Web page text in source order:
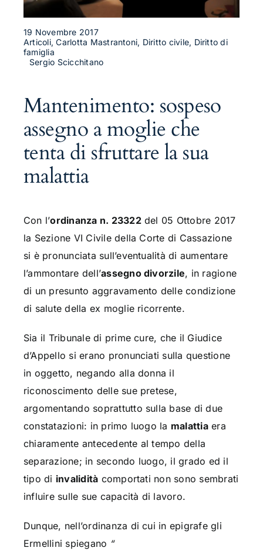
19 Novembre 2017
Articoli, Carlotta Mastrantoni, Diritto civile, Diritto di
famiglia
Sergio Scicchitano
Mantenimento: sospeso
assegno a moglie che
tenta di sfruttare la sua
malattia
Con l’ordinanza n. 23322del 05 Ottobre 2017
la Sezione VI Civile della Corte di Cassazione
si è pronunciata sull’eventualità di aumentare
l’ammontare dell’assegno divorzile, in ragione
di un presunto aggravamento delle condizione
di salute della ex moglie ricorrente.
Sia il Tribunale di prime cure, che il Giudice
d’Appello si erano pronunciati sulla questione
in oggetto, negando alla donna il
riconoscimento delle sue pretese,
argomentando soprattutto sulla base di due
constatazioni: in primo luogo la malattiaera
chiaramente antecedente al tempo della
separazione; in secondo luogo, il grado ed il
tipo di invalidità comportati non sono sembrati
influire sulle sue capacità di lavoro.
Dunque, nell’ordinanza di cui in epigrafe gli
Ermellini spiegano “